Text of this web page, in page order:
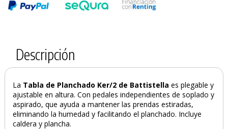
Descripción
La Tabla de Planchado Ker/2 de Battistella es plegable y
ajustable en altura. Con pedales independientes de soplado y
aspirado, que ayuda a mantener las prendas estiradas,
eliminando la humedad y facilitando el planchado. Incluye
caldera y plancha.